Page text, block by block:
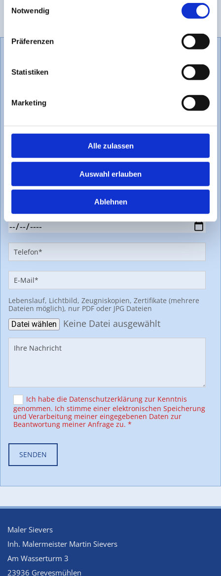
Notwendig
Präferenzen
Statistiken
Marketing
Alle zulassen
Auswahl erlauben
Ablehnen
Am Wasserturm 3
Lebenslauf, Lichtbild, Zeugniskopien, Zertifikate (mehrere
Dateien möglich), nur PDF oder JPG Dateien
Datei wählen
Keine Datei ausgewählt
Ich habe die Datenschutzerklärung zur Kenntnis
genommen. Ich stimme einer elektronischen Speicherung
und Verarbeitung meiner eingegebenen Daten zur
Beantwortung meiner Anfrage zu. *
Maler Sievers
Inh. Malermeister Martin Sievers
Am Wasserturm 3
23936 Grevesmühlen